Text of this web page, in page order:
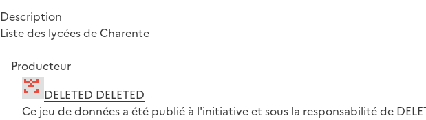
Description
Liste des lycées de Charente
Producteur
DELETED DELETED
Ce jeu de données a été publié à l'initiative et sous la responsabilité de